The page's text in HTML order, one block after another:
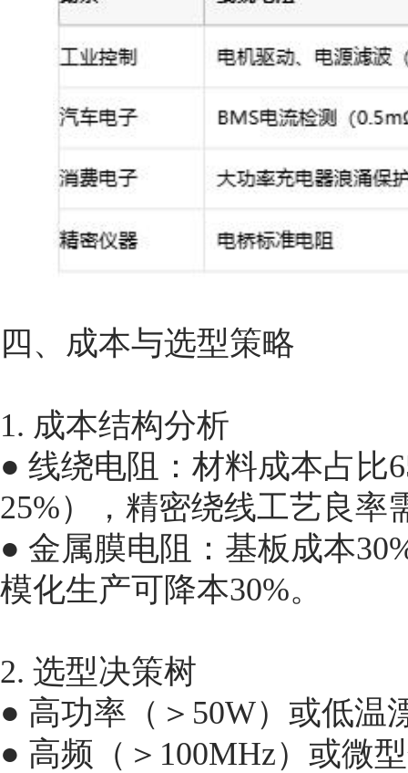
四、成本与选型策略
1. 成本结构分析
● 线绕电阻：材料成本占比
25%），精密绕线工艺良率
● 金属膜电阻：基板成本
模化生产可降本30%。
2. 选型决策树
● 高功率（＞50W）或低
● 高频（＞100MHz）或微